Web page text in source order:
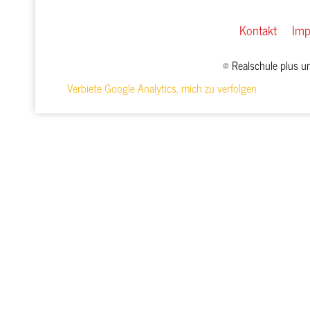
Kontakt
© Realschule plus
Verbiete Google Analytics, mich zu verfolgen